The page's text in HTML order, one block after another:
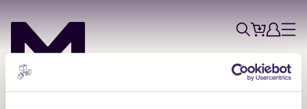
ZoekTicketsAccount
Menu